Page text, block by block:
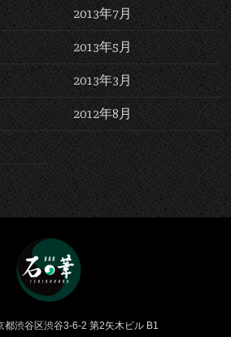
2013年7月
2013年5月
2013年3月
2012年8月
都渋谷区渋谷3-6-2 第2矢木ビル B1